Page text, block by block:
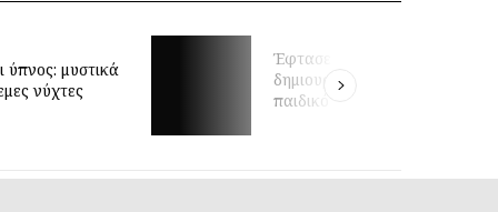
να
το ιδανικό
Μαθήματα κολύμβησης για
βρέφη και πρώιμη κινητική
ανάπτυξη: τι δείχνει νέα
έρευνα